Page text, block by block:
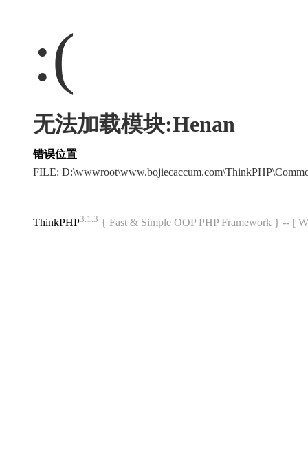
:(
无法加载模块:Henan
错误位置
FILE:
ThinkPHP3.1.3 { Fast & Simple OOP PHP Framework } -- [